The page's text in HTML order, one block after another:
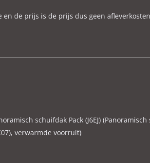
en de prijs is de prijs dus geen
)
schuifdak Pack (J6EJ)
verwarmde voorruit)